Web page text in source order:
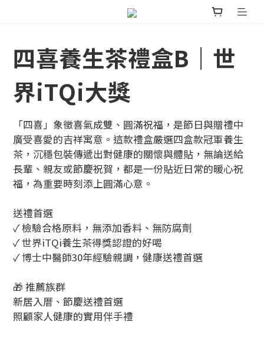
四喜養生茶禮盒B｜世
界iTQi大獎
「四喜」象徵喜氣成雙、圓滿祝福，是節日與贈禮中
廣受喜愛的吉祥寓意。這款禮盒嚴選四盒款冠軍養生
茶，沉穩包裝傳遞出對健康的關懷與體貼，無論送給
長輩、親友或節慶祝賀，都是一份貼近日常的暖心祝
福，為重要時刻添上圓滿心意。
送禮首選
✓ 檢驗合格原料，無添加香料、無防腐劑
✓ 世界iTQi養生茶得獎認證的好喝
✓ 博士中醫師30年經驗親調，健康送禮首選
🎁 推薦族群
新居入厝、節慶送禮首選
照顧家人健康的實用伴手禮